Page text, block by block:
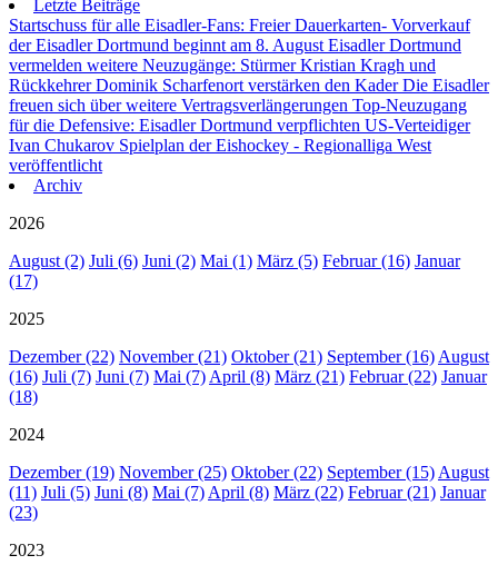
Letzte Beiträge
Startschuss für alle Eisadler-Fans: Freier Dauerkarten- Vorverkauf
der Eisadler Dortmund beginnt am 8. AugustEisadler Dortmund
vermelden weitere Neuzugänge: Stürmer Kristian Kragh und
Rückkehrer Dominik Scharfenort verstärken den KaderDie Eisadler
freuen sich über weitere Vertragsverlängerungen Top-Neuzugang
für die Defensive: Eisadler Dortmund verpflichten US-Verteidiger
Ivan Chukarov Spielplan der Eishockey - Regionalliga West
veröffentlicht
Archiv
2026
August (2) Juli (6) Juni (2) Mai (1) März (5) Februar (16) Januar
(17)
2025
Dezember (22) November (21) Oktober (21) September (16)August
(16) Juli (7) Juni (7) Mai (7)April (8) März (21) Februar (22) Januar
(18)
2024
Dezember (19) November (25) Oktober (22) September (15)August
(11) Juli (5) Juni (8) Mai (7)April (8) März (22) Februar (21) Januar
(23)
2023